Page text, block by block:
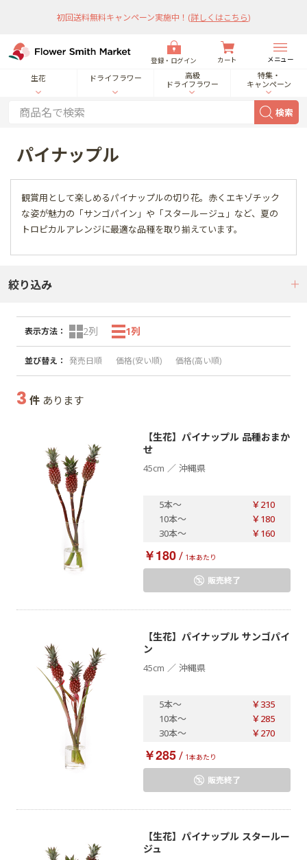
初回送料無料キャンペーン実施中！ (詳しくはこちら)
登録・ログイン カート メニュー
生花 ドライフラワー
高級
ドライフラワー
特集・
キャンペーン
検索
パイナップル
観賞用として楽しめるパイナップルの切り花。赤くエキゾチック
な姿が魅力の「サンゴパイン」や「スタールージュ」など、夏の
トロピカルアレンジに最適な品種を取り揃えています。
絞り込み
表示方法： 2列 1列
並び替え ： 発売日順 価格(安い順) 価格(高い順)
3 件 あります
【生花】パイナップル 品種おまか
せ
45cm ／ 沖縄県
5本～
￥210
10本～
￥180
30本～ ￥160
￥180/ 1本あたり
販売終了
【生花】パイナップル サンゴパイ
ン
45cm ／ 沖縄県
5本～
￥335
10本～
￥285
30本～ ￥270
￥285/ 1本あたり
販売終了
【生花】パイナップル スタールー
ジュ